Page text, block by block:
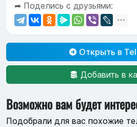
➦ Поделись с друзьями:
Открыть в
Добавить в
Возможно вам будет
Подобрали для вас похожие